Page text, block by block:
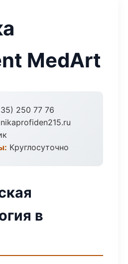
MedArt
250 77 76
Круглосуточно
в